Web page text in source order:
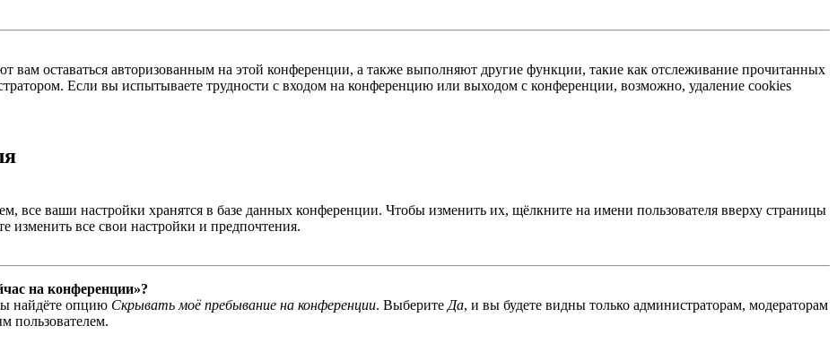
вам оставаться авторизованным на этой конференции, а также выполняют другие функции, такие как отслеживание прочитанных
Если вы испытываете трудности с входом на конференцию или выходом с конференции, возможно, удаление cookies
все ваши настройки хранятся в базе данных конференции. Чтобы изменить их, щёлкните на имени пользователя вверху страницы
изменить все свои настройки и предпочтения.
на конференции»?
найдёте опцию Скрывать моё пребывание на конференции. Выберите Да, и вы будете видны только администраторам, модераторам
пользователем.